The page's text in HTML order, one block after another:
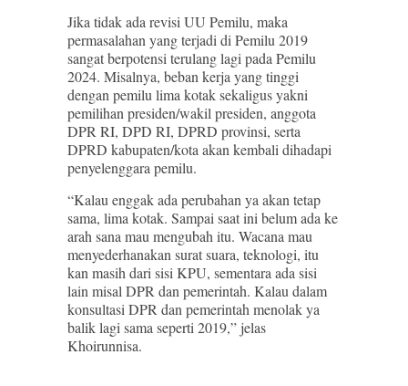
Jika tidak ada revisi UU Pemilu, maka
permasalahan yang terjadi di Pemilu 2019
sangat berpotensi terulang lagi pada Pemilu
2024. Misalnya, beban kerja yang tinggi
dengan pemilu lima kotak sekaligus yakni
pemilihan presiden/wakil presiden, anggota
DPR RI, DPD RI, DPRD provinsi, serta
DPRD kabupaten/kota akan kembali dihadapi
penyelenggara pemilu.
“Kalau enggak ada perubahan ya akan tetap
sama, lima kotak. Sampai saat ini belum ada ke
arah sana mau mengubah itu. Wacana mau
menyederhanakan surat suara, teknologi, itu
kan masih dari sisi KPU, sementara ada sisi
lain misal DPR dan pemerintah. Kalau dalam
konsultasi DPR dan pemerintah menolak ya
balik lagi sama seperti 2019,” jelas
Khoirunnisa.